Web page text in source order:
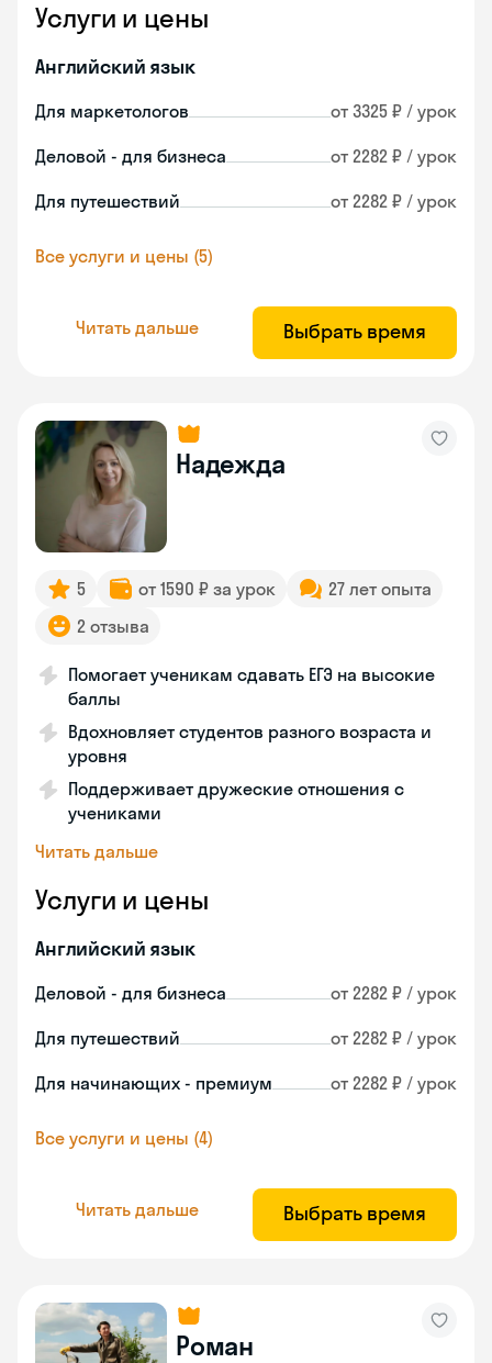
Услуги и цены
Английский язык
Для маркетологов от 3325 ₽ / урок
Деловой - для бизнеса от 2282 ₽ / урок
Для путешествий от 2282 ₽ / урок
Все услуги и цены (5)
Читать дальше Выбрать время
Надежда
5 от 1590 ₽ за урок
27 лет опыта
2 отзыва
Помогает ученикам сдавать ЕГЭ на высокие
баллы
Вдохновляет студентов разного возраста и
уровня
Поддерживает дружеские отношения с
учениками
Читать дальше
Услуги и цены
Английский язык
Деловой - для бизнеса от 2282 ₽ / урок
Для путешествий от 2282 ₽ / урок
Для начинающих - премиум от 2282 ₽ / урок
Все услуги и цены (4)
Читать дальше Выбрать время
Роман